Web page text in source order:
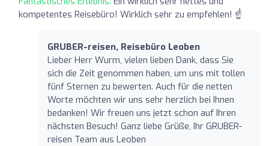
kompetentes Reisebüro! Wirklich sehr zu empfehlen! ☝️
GRUBER-reisen, Reisebüro Leoben
Lieber Herr Wurm, vielen lieben Dank, dass Sie
sich die Zeit genommen haben, um uns mit tollen
fünf Sternen zu bewerten. Auch für die netten
Worte möchten wir uns sehr herzlich bei Ihnen
bedanken! Wir freuen uns jetzt schon auf Ihren
nächsten Besuch! Ganz liebe Grüße, Ihr GRUBER-
reisen Team aus Leoben